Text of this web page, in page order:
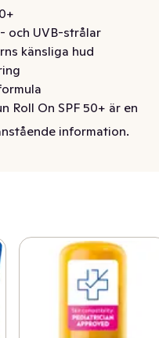
och UVB-strålar
känsliga hud
Roll On SPF 50+ är en
högt solskydd.
solbränna och
absorberande
vattenresistent. Detta
testad och
solkräm med Ocean
nedbrytbar och fri
och
gör appliceringen
information.